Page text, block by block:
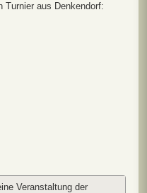
Turnier aus Denkendorf:
Veranstaltung der